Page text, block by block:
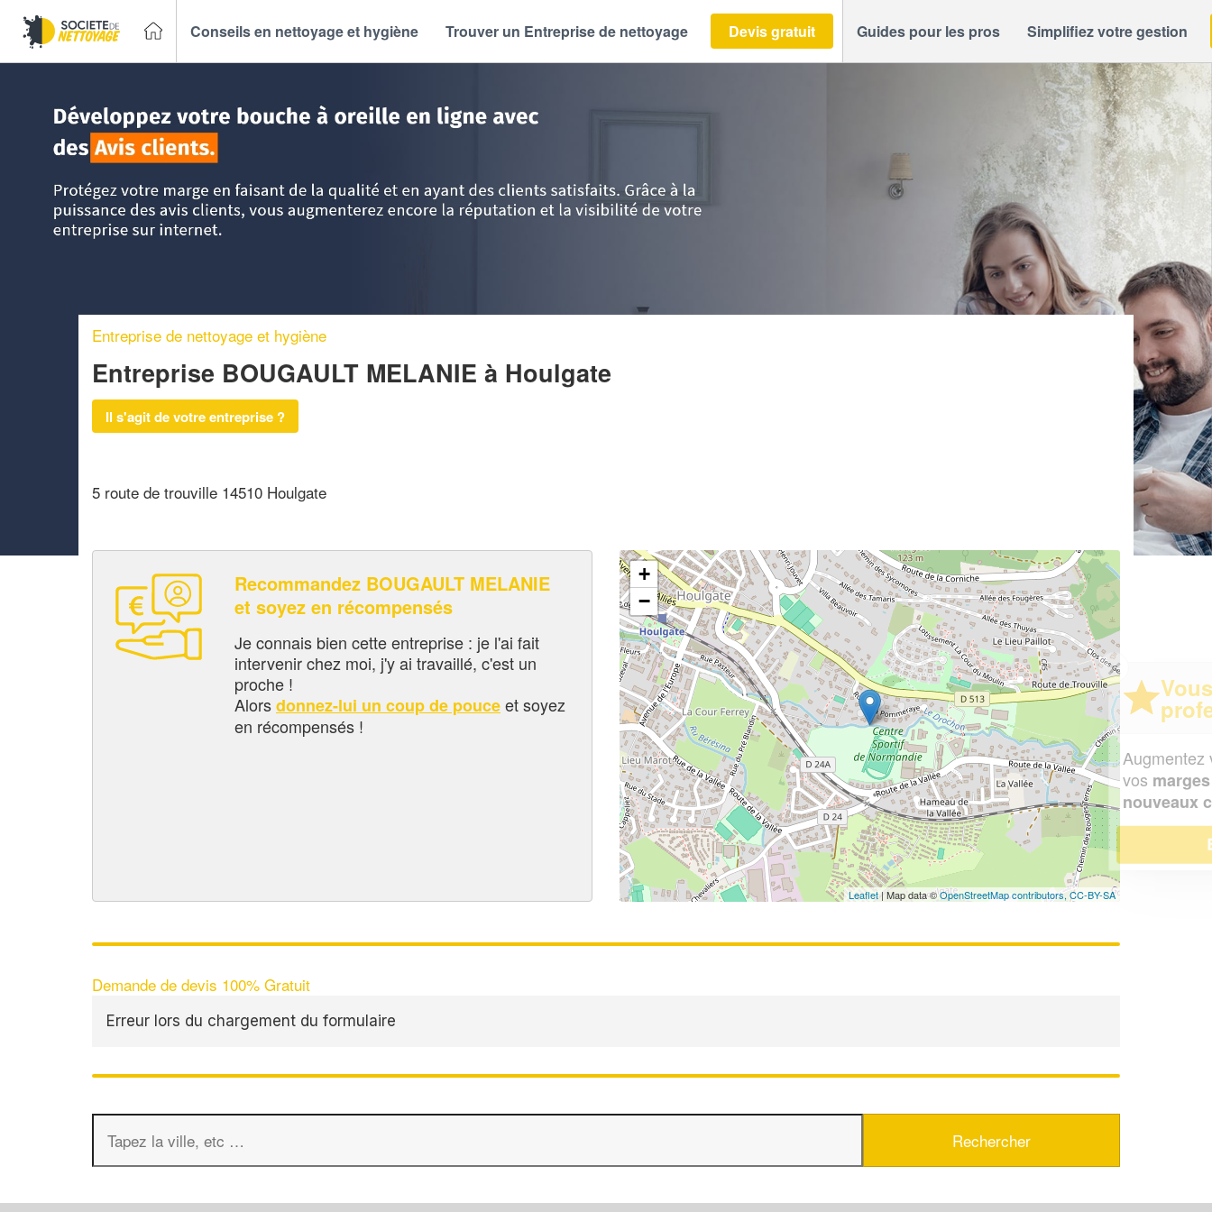
Conseils en nettoyage et hygiène Trouver un Entreprise de nettoyage Devis gratuit Guides pour les pros Simplifiez votre gestion
Entreprise de nettoyage et hygiène
Entreprise BOUGAULT MELANIE à Houlgate
Il s'agit de votre entreprise ?
5 route de trouville 14510 Houlgate
Recommandez BOUGAULT MELANIE
et soyez en récompensés
Je connais bien cette entreprise : je l'ai fait
intervenir chez moi, j'y ai travaillé, c'est un
proche !
Alorsdonnez-lui un coup de pouceet soyez
en récompensés !
+
−
Leaflet| Map data ©OpenStreetMap contributors,CC-BY-SA
Demande de devis 100% Gratuit
Erreur lors du chargement du formulaire
✕
Vous êtes un
professionnel ?
Augmentez votrechiffre d'affaireset
vosmargestout en gagnant de
nouveaux clients!
En savoir plus